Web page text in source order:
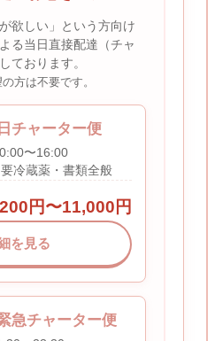
欲しい」という方向け
る当日直接配達（チャ
ております。
方は不要です。
チャーター便
〜16:00
要冷蔵薬・書類全般
円〜11,000円
を見る
急チャーター便